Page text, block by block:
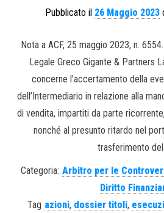
Pubblicato il 26 Maggio 2023
Nota a ACF, 25 maggio 2023, n.
Legale Greco Gigante & Partners
concerne l’accertamento della
dell’Intermediario in relazione alla
di vendita, impartiti da parte
nonché al presunto ritardo nel
trasferimento
Categoria: Arbitro per le
Diritto
Tag azioni, dossier titoli,